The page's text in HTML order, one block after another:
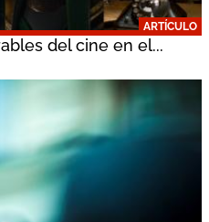
ARTÍCULO
del cine en el...